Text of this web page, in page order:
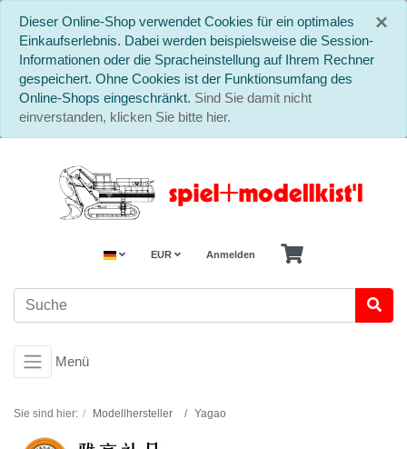
×
Dieser Online-Shop verwendet Cookies für ein optimales
Einkaufserlebnis. Dabei werden beispielsweise die Session-
Informationen oder die Spracheinstellung auf Ihrem Rechner
gespeichert. Ohne Cookies ist der Funktionsumfang des
Online-Shops eingeschränkt. Sind Sie damit nicht
einverstanden, klicken Sie bitte hier.
EUR Anmelden
Menü
Sie sind hier: Modellhersteller Yagao